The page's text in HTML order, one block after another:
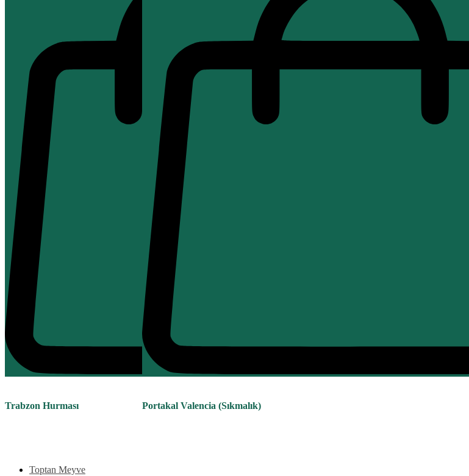
Trabzon Hurması Portakal Valencia (Sıkmalık)
Toptan Meyve